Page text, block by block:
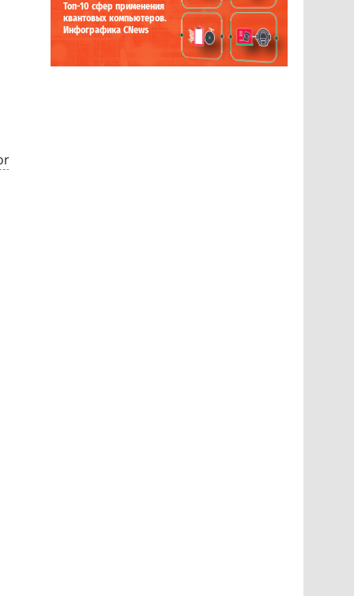
Топ-10 сфер применения
квантовых компьютеров.
Инфографика CNews